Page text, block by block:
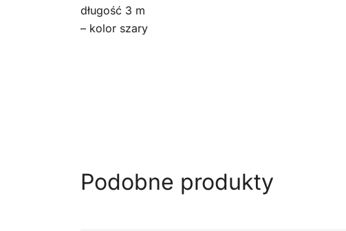
długość 3 m
– kolor szary
Podobne produkty